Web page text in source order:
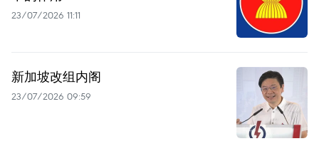
23/07/2026 11:11
新加坡改组内阁
23/07/2026 09:59